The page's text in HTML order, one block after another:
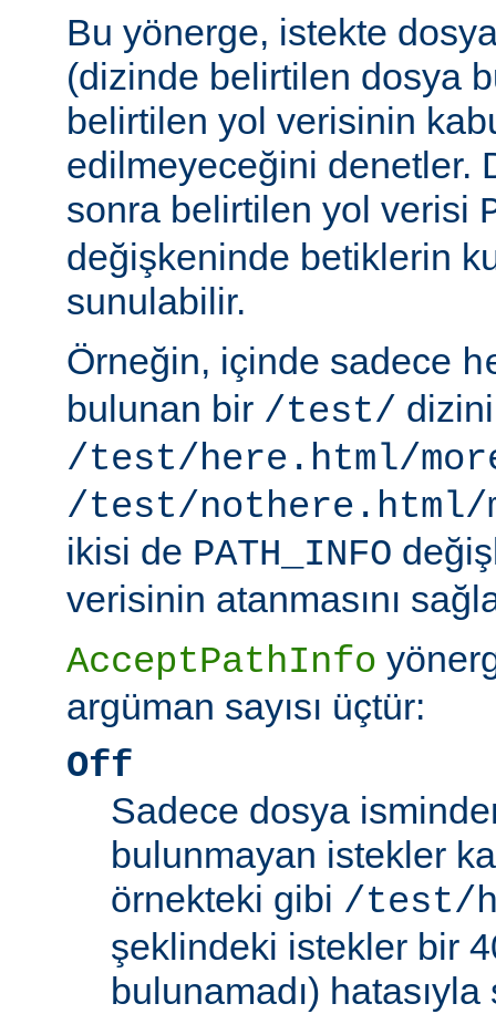
Bu yönerge, istekte
(dizinde belirtilen dosya
belirtilen yol verisinin
edilmeyeceğini denetler.
sonra belirtilen yol verisi
değişkeninde betiklerin
sunulabilir.
Örneğin, içinde sadece
bulunan bir /test/
/test/here.html/
/test/nothere.html/
ikisi de PATH_INFO
verisinin atanmasını
AcceptPathInfo
argüman sayısı üçtür:
Off
Sadece dosya
bulunmayan istekler
örnekteki gibi /test/
şeklindeki istekler bir
bulunamadı) hatasıyla